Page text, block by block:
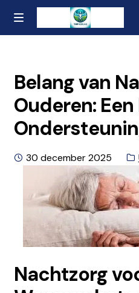
Ga
naar
Naar
de
MENU
Contact
Over ons
Privacybeleid en Algemene
Belang van
Ouderen:
Geplaatst
30 december 2025
Nachtzorg